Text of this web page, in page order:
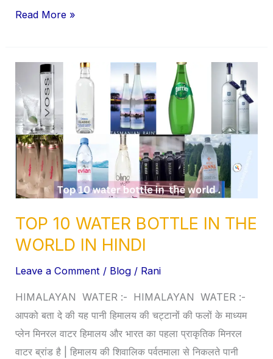
Read More »
TOP 10 WATER BOTTLE IN THE
WORLD IN HINDI
Leave a Comment / Blog / Rani
HIMALAYAN WATER :- HIMALAYAN WATER :-
आपको बता दे की यह पानी हिमालय की चट्टानों की फलों के माध्यम
प्लेन मिनरल वाटर हिमालय और भारत का पहला प्राकृतिक मिनरल
वाटर ब्रांड है | हिमालय की शिवालिक पर्वतमाला से निकलते पानी
10
WATER
BOTTLE
IN
THE
WORLD
IN
HINDI